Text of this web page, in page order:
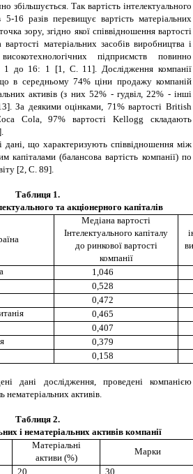
збільшується. Так вартість інтелектуального
16 разів перевищує вартість матеріальних
зору, згідно якої співвідношення вартості
вартості матеріальних засобів виробництва і
підприємств повинно
1 до 16: 1 [1, С. 11]. Дослідження компанії
в середньому 74% ціни продажу компаній
активів (з них 52% - гудвіл, 22% - інші
За деякими оцінками, 71% вартості British
Cola, 97% вартості Kellogg складають
дані, що характеризують співвідношення між
капіталами (балансова вартість компанії) по
[2, С. 89].
Таблиця 1.
та акціонерного капіталів
Медіана вартості
Інтелектуального капіталу
до ринкової вартості
компанії
1,046
0,528
0,472
0,465
0,407
0,379
0,158
дані дослідження, проведені компанією
активів.
Таблиця 2.
і нематеріальних активів компанії
Матеріальні
активи (%)
Марки
20 30